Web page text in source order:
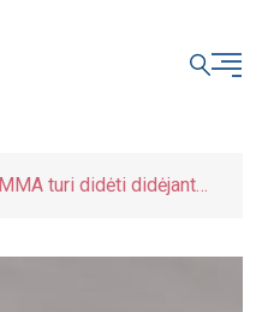
MMA turi didėti didėjant
UŽDARYTI